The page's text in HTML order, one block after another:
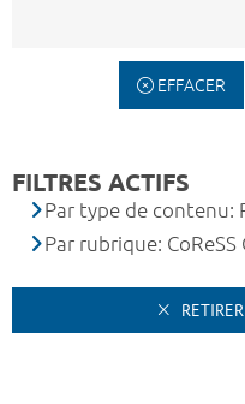
EFFACER
FILTRES ACTIFS
Par type de contenu:
Par rubrique: